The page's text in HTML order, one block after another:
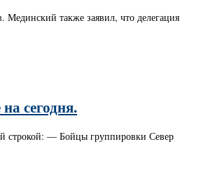
Мединский также заявил, что делегация
сегодня.
строкой: — Бойцы группировки Север